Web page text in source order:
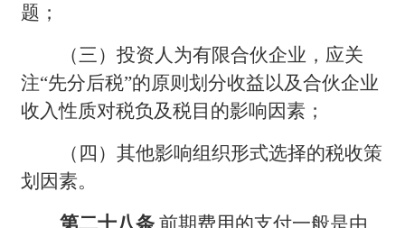
题；
（三）投资人为有限合伙企业，应关
注“先分后税”的原则划分收益以及合伙企业
收入性质对税负及税目的影响因素；
（四）其他影响组织形式选择的税收策
划因素。
第二十八条前期费用的支付一般是由